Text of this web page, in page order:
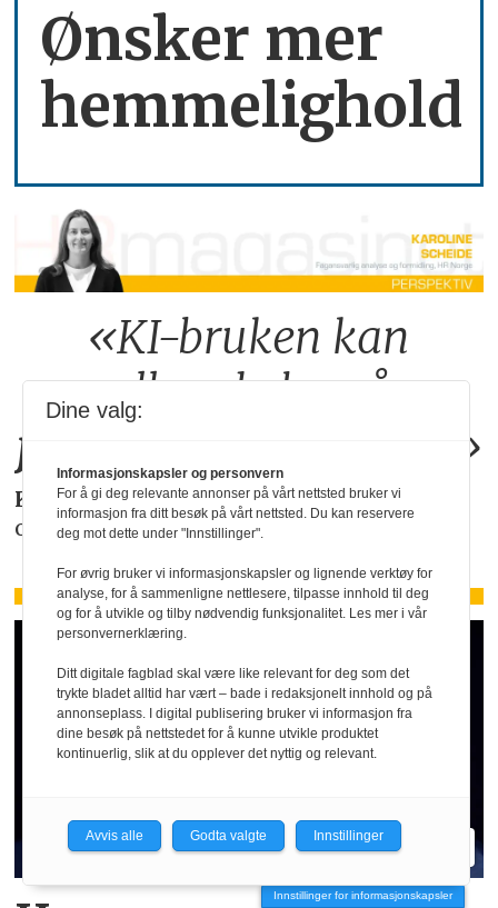
Ønsker mer
hemmelighold
«KI-bruken kan
allerede by på
juridiske
.»
KAROLINE SCHEIDEi HR Norge gjør deg
oppmerksom på de faktiske forholdene.
Innstillinger for informasjonskapsler
Dine valg:
Informasjonskapsler og personvern
For å gi deg relevante annonser på vårt nettsted bruker vi
informasjon fra ditt besøk på vårt nettsted. Du kan reservere
deg mot dette under "Innstillinger".
For øvrig bruker vi informasjonskapsler og lignende verktøy for
analyse, for å sammenligne nettlesere, tilpasse innhold til deg
og for å utvikle og tilby nødvendig funksjonalitet. Les mer i vår
personvernerklæring.
Ditt digitale fagblad skal være like relevant for deg som det
trykte bladet alltid har vært – bade i redaksjonelt innhold og på
annonseplass. I digital publisering bruker vi informasjon fra
dine besøk på nettstedet for å kunne utvikle produktet
kontinuerlig, slik at du opplever det nyttig og relevant.
Avvis alle Godta valgte Innstillinger